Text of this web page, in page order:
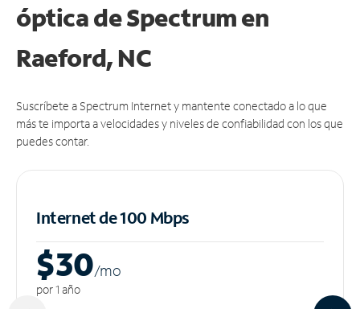
óptica de Spectrum en
Raeford, NC
Suscríbete a Spectrum Internet y mantente conectado a lo que
más te importa a velocidades y niveles de confiabilidad con los que
puedes contar.
Internet de 100 Mbps
$30/mo
por 1 año